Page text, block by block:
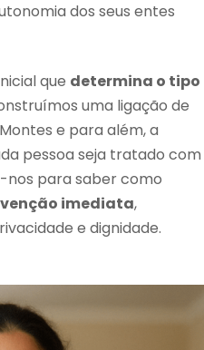
dos seus entes
que determina o tipo
uma ligação de
e para além, a
pessoa seja tratado com
nos para saber como
imediata,
e dignidade.